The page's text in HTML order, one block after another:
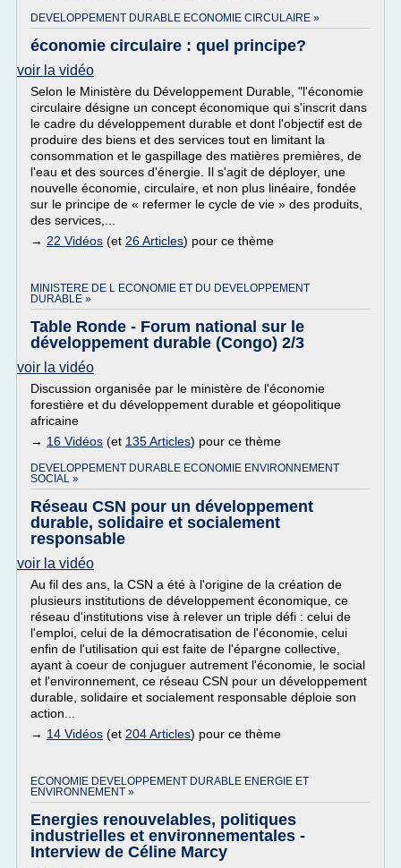
DEVELOPPEMENT DURABLE ECONOMIE CIRCULAIRE »
économie circulaire : quel principe?
voir la vidéo
Selon le Ministère du Développement Durable, "l'économie
circulaire désigne un concept économique qui s'inscrit dans
le cadre du développement durable et dont l'objectif est de
produire des biens et des services tout en limitant la
consommation et le gaspillage des matières premières, de
l'eau et des sources d'énergie. Il s'agit de déployer, une
nouvelle économie, circulaire, et non plus linéaire, fondée
sur le principe de « refermer le cycle de vie » des produits,
des services,...
→ 22 Vidéos (et 26 Articles) pour ce thème
MINISTERE DE L ECONOMIE ET DU DEVELOPPEMENT
DURABLE »
Table Ronde - Forum national sur le
développement durable (Congo) 2/3
voir la vidéo
Discussion organisée par le ministère de l'économie
forestière et du développement durable et géopolitique
africaine
→ 16 Vidéos (et 135 Articles) pour ce thème
DEVELOPPEMENT DURABLE ECONOMIE ENVIRONNEMENT
SOCIAL »
Réseau CSN pour un développement
durable, solidaire et socialement
responsable
voir la vidéo
Au fil des ans, la CSN a été à l'origine de la création de
plusieurs institutions de développement économique, ce
réseau d'institutions vise à relever un triple défi : celui de
l'emploi, celui de la démocratisation de l'économie, celui
enfin de l'utilisation qui est faite de l'épargne collective,
ayant à coeur de conjuguer autrement l'économie, le social
et l'environnement, ce réseau CSN pour un développement
durable, solidaire et socialement responsable déploie son
action...
→ 14 Vidéos (et 204 Articles) pour ce thème
ECONOMIE DEVELOPPEMENT DURABLE ENERGIE ET
ENVIRONNEMENT »
Energies renouvelables, politiques
industrielles et environnementales -
Interview de Céline Marcy